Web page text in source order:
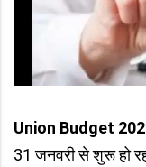
Union Budget
31 जनवरी से शुरू हो